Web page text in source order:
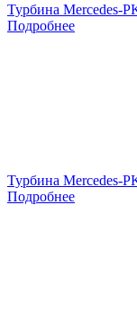
Турбина Mercedes-
Подробнее
Турбина Mercedes-
Подробнее